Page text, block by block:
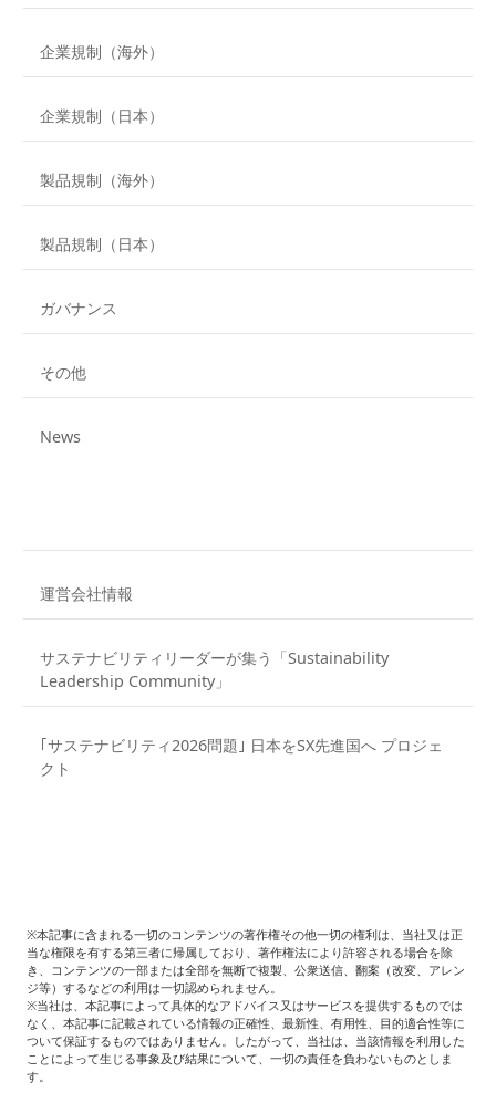
企業規制（海外）
企業規制（日本）
製品規制（海外）
製品規制（日本）
ガバナンス
その他
News
運営会社情報
サステナビリティリーダーが集う「Sustainability
Leadership Community」
｢サステナビリティ2026問題｣ 日本をSX先進国へ プロジェ
クト
※本記事に含まれる一切のコンテンツの著作権その他一切の権利は、当社又は正
当な権限を有する第三者に帰属しており、著作権法により許容される場合を除
き、コンテンツの一部または全部を無断で複製、公衆送信、翻案（改変、アレン
ジ等）するなどの利用は一切認められません。
※当社は、本記事によって具体的なアドバイス又はサービスを提供するものでは
なく、本記事に記載されている情報の正確性、最新性、有用性、目的適合性等に
ついて保証するものではありません。したがって、当社は、当該情報を利用した
ことによって生じる事象及び結果について、一切の責任を負わないものとしま
す。